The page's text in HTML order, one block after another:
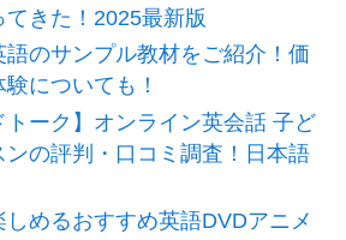
てきた！2025最新版
語のサンプル教材をご紹介！価
についても！
トーク】オンライン英会話 子ど
ンの評判・口コミ調査！日本語
しめるおすすめ英語DVDアニメ